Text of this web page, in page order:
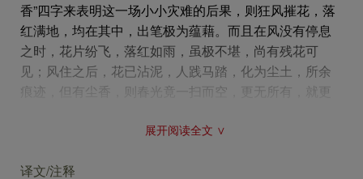
香”四字来表明这一场小小灾难的后果，则狂风摧花，落
红满地，均在其中，出笔极为蕴藉。而且在风没有停息
之时，花片纷飞，落红如雨，虽极不堪，尚有残花可
见；风住之后，花已沾泥，人践马踏，化为尘土，所余
痕迹，但有尘香，则春光竟一扫而空，更无所有，就更
含蓄，反而扩大了容量，使人从中体会到更为丰富的感
犹未梳，虽与《凤凰台上忆吹箫》中“起来慵自梳头”语意
展开阅读全文 ∨
译文/注释